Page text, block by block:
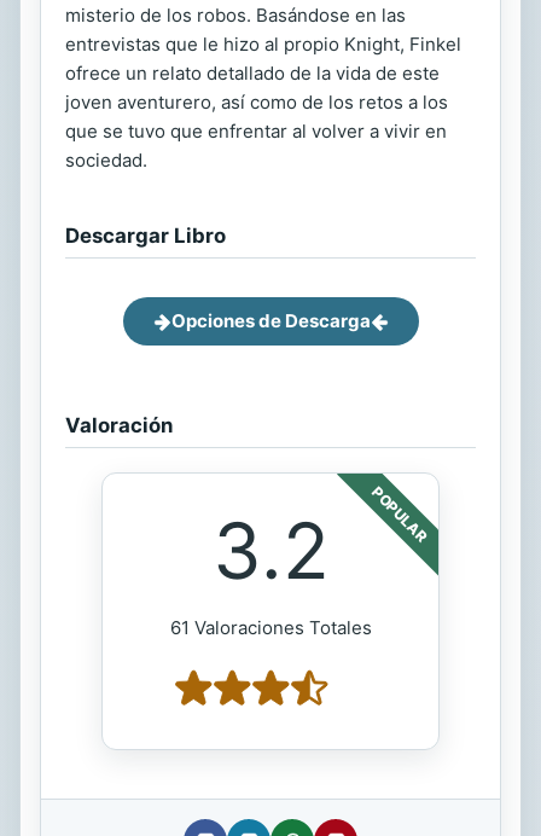
misterio de los robos. Basándose en las
entrevistas que le hizo al propio Knight, Finkel
ofrece un relato detallado de la vida de este
joven aventurero, así como de los retos a los
que se tuvo que enfrentar al volver a vivir en
sociedad.
Descargar Libro
Opciones de Descarga
Valoración
POPULAR
3.2
61 Valoraciones Totales